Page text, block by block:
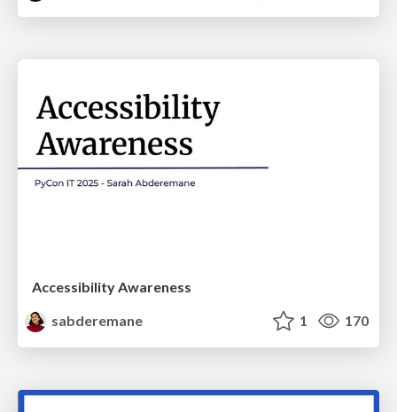
Accessibility Awareness
sabderemane
1 170